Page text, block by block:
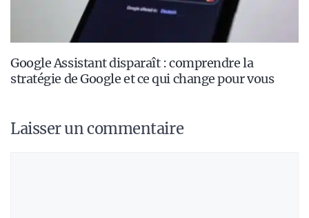
Google Assistant disparaît : comprendre la
stratégie de Google et ce qui change pour vous
Laisser un commentaire